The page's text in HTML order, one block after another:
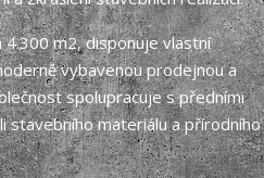
4.300 m2, disponuje vlastní
vybavenou prodejnou a
spolupracuje s předními
stavebního materiálu a přírodního